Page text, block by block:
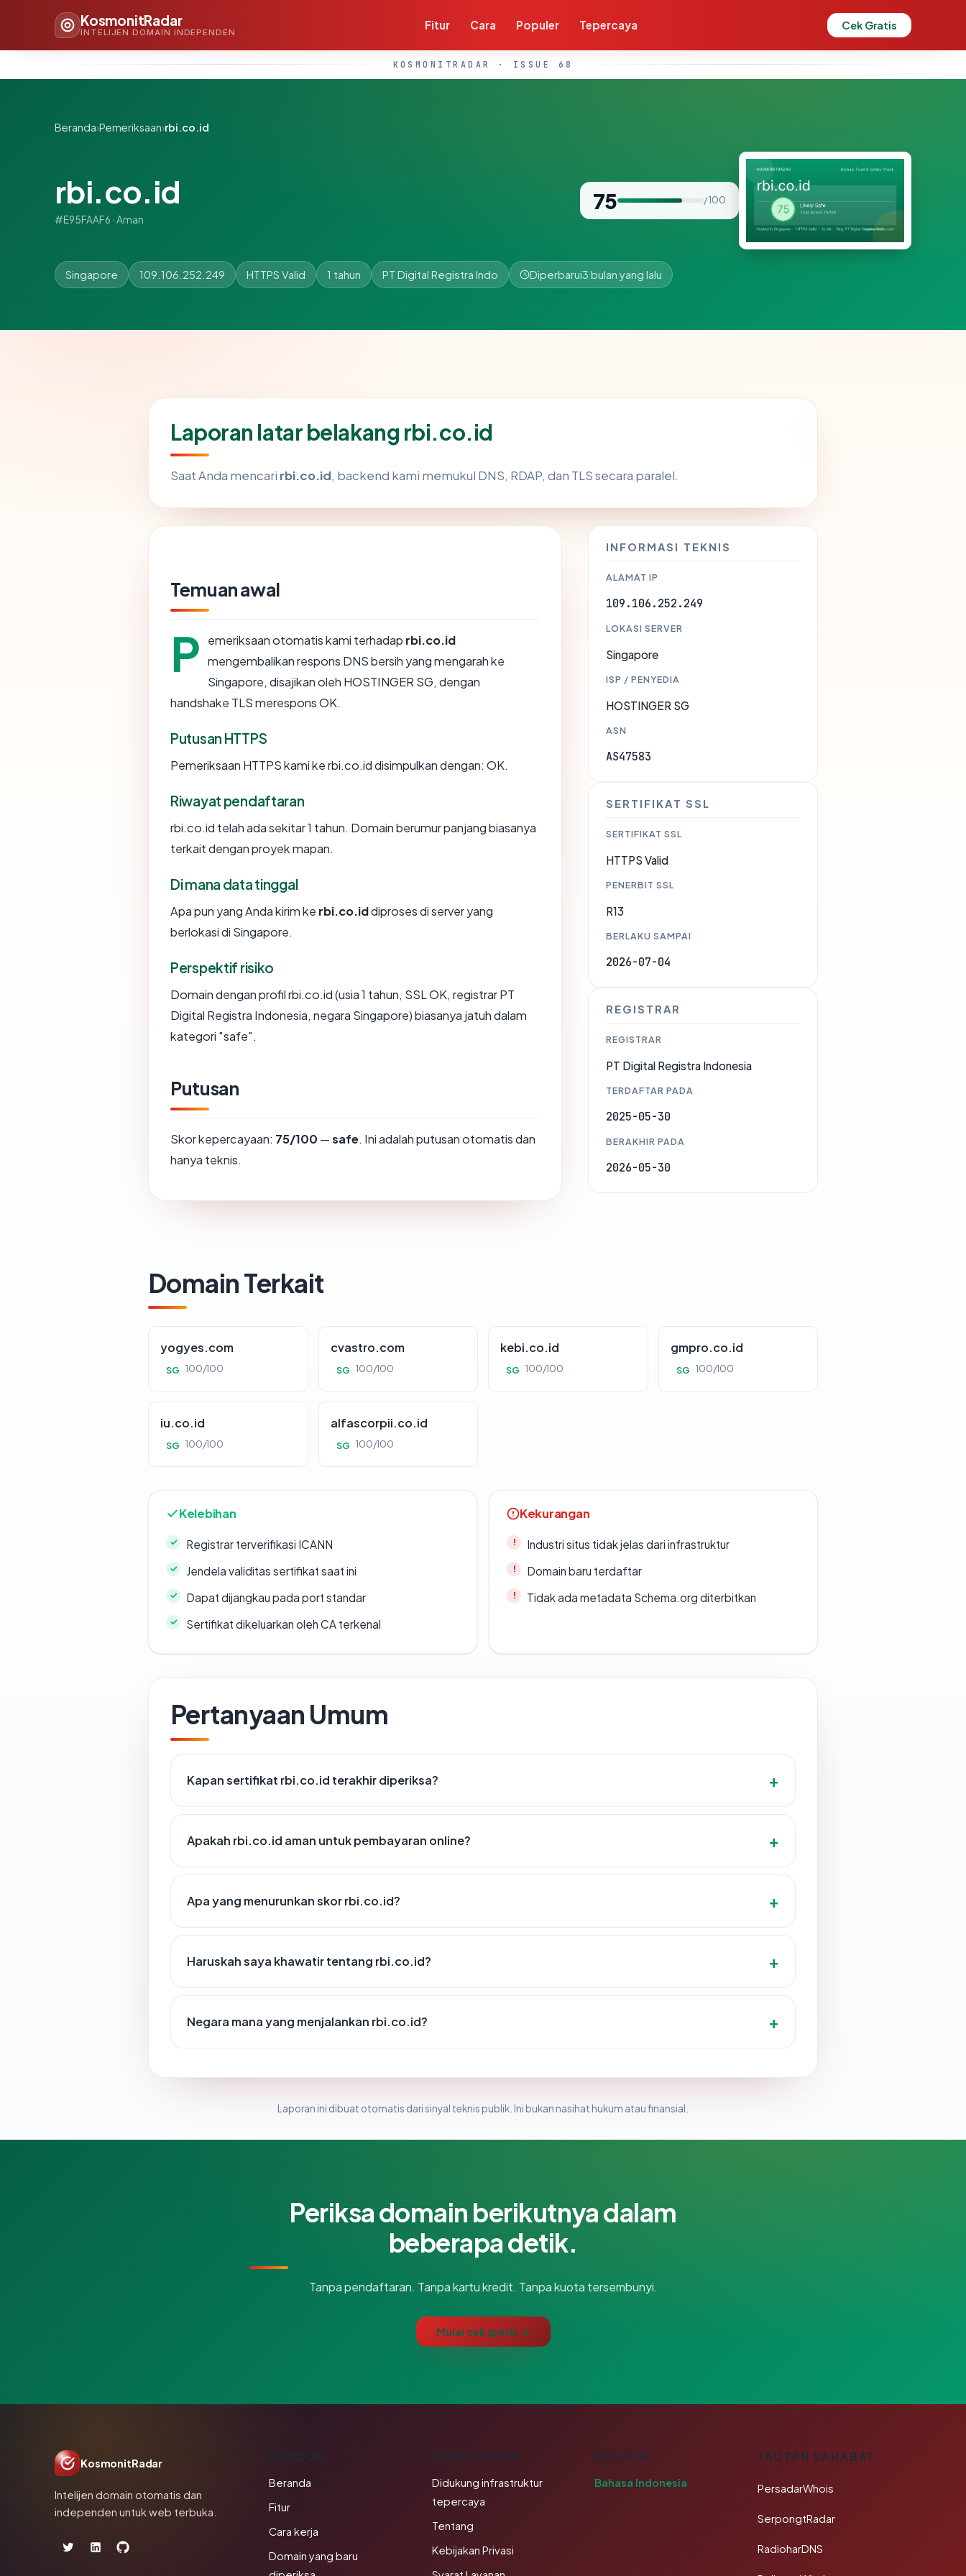
KosmonitRadar
INTELIJEN DOMAIN INDEPENDEN
Fitur Cara Populer Tepercaya Cek Gratis
KOSMONITRADAR · ISSUE 68
Beranda›Pemeriksaan›rbi.co.id
rbi.co.id
#E95FAAF6 · Aman
75 / 100
Singapore 109.106.252.249 HTTPS Valid 1 tahun PT Digital Registra Indo Diperbarui3 bulan yang lalu
Laporan latar belakang rbi.co.id
Saat Anda mencari rbi.co.id, backend kami memukul DNS, RDAP, dan TLS secara paralel.
Temuan awal
P emeriksaan otomatis kami terhadap rbi.co.id
mengembalikan respons DNS bersih yang mengarah ke
Singapore, disajikan oleh HOSTINGER SG, dengan
handshake TLS merespons OK.
Putusan HTTPS
Pemeriksaan HTTPS kami ke rbi.co.id disimpulkan dengan: OK.
Riwayat pendaftaran
rbi.co.id telah ada sekitar 1 tahun. Domain berumur panjang biasanya
terkait dengan proyek mapan.
Di mana data tinggal
Apa pun yang Anda kirim ke rbi.co.iddiproses di server yang
berlokasi di Singapore.
Perspektif risiko
Domain dengan profil rbi.co.id (usia 1 tahun, SSL OK, registrar PT
Digital Registra Indonesia, negara Singapore) biasanya jatuh dalam
kategori "safe".
Putusan
Skor kepercayaan: 75/100 —safe. Ini adalah putusan otomatis dan
hanya teknis.
INFORMASI TEKNIS
ALAMAT IP
109.106.252.249
LOKASI SERVER
Singapore
ISP / PENYEDIA
HOSTINGER SG
ASN
AS47583
SERTIFIKAT SSL
SERTIFIKAT SSL
HTTPS Valid
PENERBIT SSL
R13
BERLAKU SAMPAI
2026-07-04
REGISTRAR
REGISTRAR
PT Digital Registra Indonesia
TERDAFTAR PADA
2025-05-30
BERAKHIR PADA
2026-05-30
Domain Terkait
yogyes.com
SG 100/100
cvastro.com
SG 100/100
kebi.co.id
SG 100/100
gmpro.co.id
SG 100/100
iu.co.id
SG 100/100
alfascorpii.co.id
SG 100/100
Kelebihan
Registrar terverifikasi ICANN
Jendela validitas sertifikat saat ini
Dapat dijangkau pada port standar
Sertifikat dikeluarkan oleh CA terkenal
Kekurangan
Industri situs tidak jelas dari infrastruktur
Domain baru terdaftar
Tidak ada metadata Schema.org diterbitkan
Pertanyaan Umum
Kapan sertifikat rbi.co.id terakhir diperiksa?
Apakah rbi.co.id aman untuk pembayaran online?
Apa yang menurunkan skor rbi.co.id?
Haruskah saya khawatir tentang rbi.co.id?
Negara mana yang menjalankan rbi.co.id?
Laporan ini dibuat otomatis dari sinyal teknis publik. Ini bukan nasihat hukum atau finansial.
Periksa domain berikutnya dalam
beberapa detik.
Tanpa pendaftaran. Tanpa kartu kredit. Tanpa kuota tersembunyi.
Mulai cek gratis →
KosmonitRadar
Intelijen domain otomatis dan
independen untuk web terbuka.
Beranda
Fitur
Cara kerja
Domain yang baru
PERUSAHAAN
Didukung infrastruktur
tepercaya
Tentang
Kebijakan Privasi
BAHASA
Bahasa Indonesia
TAUTAN SAHABAT
PersadarWhois
SerpongtRadar
RadioharDNS